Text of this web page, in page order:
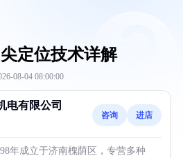
定位技术详解
08-04 08:00:00
电有限公司
咨询 进店
年成立于济南槐荫区，专营多种